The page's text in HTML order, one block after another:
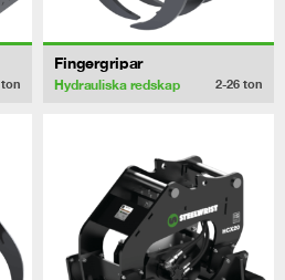
ton
Fingergripar
Hydrauliska redskap 2-26 ton